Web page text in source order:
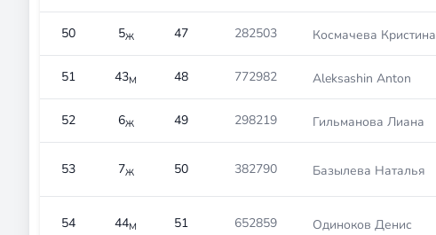
50 5Ж 47 282503 Космачева Кристина
51 43М 48 772982 Aleksashin Anton
52 6Ж 49 298219 Гильманова Лиана
53 7Ж 50 382790 Базылева Наталья
54 44М 51 652859 Одиноков Денис